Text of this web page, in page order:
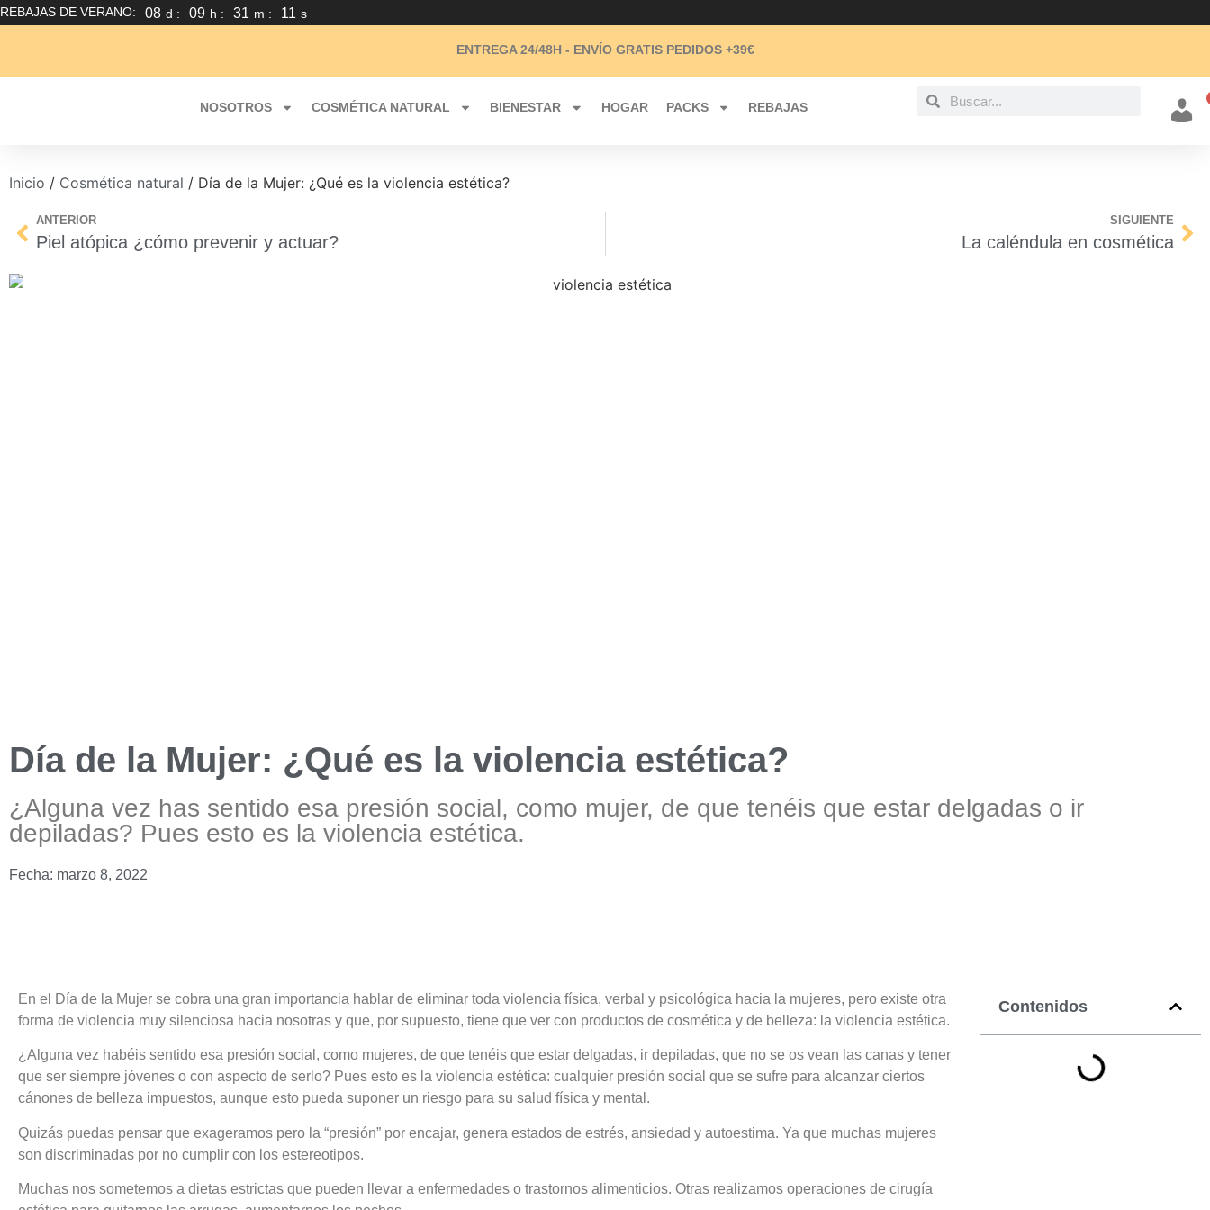
REBAJAS DE VERANO: 08 d : 09 h : 31 m : 10 s
ENTREGA 24/48H - ENVÍO GRATISPEDIDOS +39€
NOSOTROS COSMÉTICA NATURAL BIENESTAR HOGAR PACKS REBAJAS
Mi
Inicio / Cosmética natural / Día de la Mujer: ¿Qué es la violencia estética?
ANTERIOR
Piel atópica ¿cómo prevenir y actuar?
SIGUIENTE
La caléndula en cosmética
Día de la Mujer: ¿Qué es la violencia estética?
¿Alguna vez has sentido esa presión social, como mujer, de que tenéis que estar delgadas o ir
depiladas? Pues esto es la violencia estética.
Fecha: marzo 8, 2022
En el Día de la Mujer se cobra una gran importancia hablar de eliminar toda violencia física, verbal y psicológica hacia la mujeres, pero existe otra
forma de violencia muy silenciosa hacia nosotras y que, por supuesto, tiene que ver con productos de cosmética y de belleza: la violencia estética.
¿Alguna vez habéis sentido esa presión social, como mujeres, de que tenéis que estar delgadas, ir depiladas, que no se os vean las canas y tener
que ser siempre jóvenes o con aspecto de serlo? Pues esto es la violencia estética: cualquier presión social que se sufre para alcanzar ciertos
cánones de belleza impuestos, aunque esto pueda suponer un riesgo para su salud física y mental.
Quizás puedas pensar que exageramos pero la “presión” por encajar, genera estados de estrés, ansiedad y autoestima. Ya que muchas mujeres
son discriminadas por no cumplir con los estereotipos.
Muchas nos sometemos a dietas estrictas que pueden llevar a enfermedades o trastornos alimenticios. Otras realizamos operaciones de cirugía
Contenidos